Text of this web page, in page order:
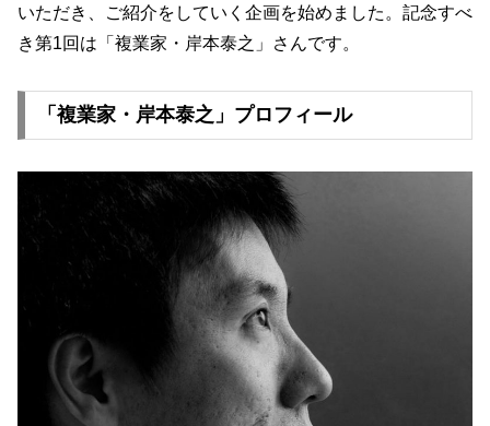
いただき、ご紹介をしていく企画を始めました。記念すべ
き第1回は「複業家・岸本泰之」さんです。
「複業家・岸本泰之」プロフィール